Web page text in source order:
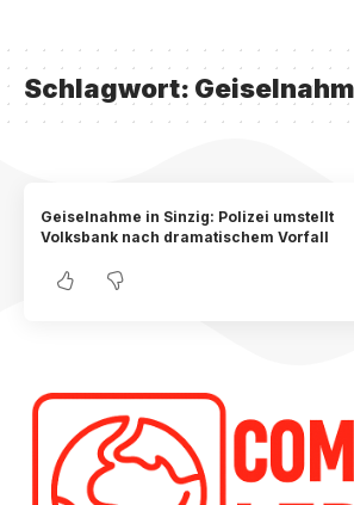
Schlagwort:
Geiselnahme in Sinzig: Polizei umstellt
Volksbank nach dramatischem Vorfall